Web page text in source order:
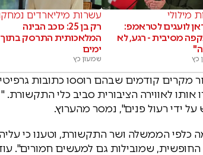
מילולי
לועגים לטראמפ:
מסיבית - רגע, לא
כץ
עשרות מיליארדים
רק בן 25: כוכב הבינה
המלאכותית התרסק בתוך
ימים
שמעון כץ
מקרים קודמים שבהם רוססו כתובות
אותו לאווירה הציבורית סביב כלי
ידי רעול פנים", נמסר מהערוץ.
מאשימה כלפי הממשלה ושר התקשורת, וטענו כי
שמובילות גם למעשים חמורים".